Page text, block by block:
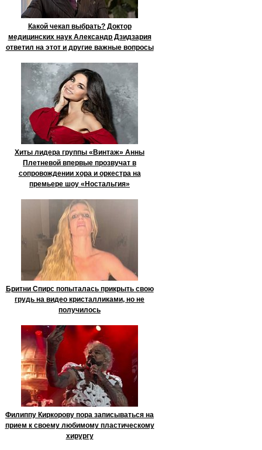
Какой чекап выбрать? Доктор
медицинских наук Александр Дзидзария
ответил на этот и другие важные вопросы
Хиты лидера группы «Винтаж» Анны
Плетневой впервые прозвучат в
сопровождении хора и оркестра на
премьере шоу «Ностальгия»
Бритни Спирс попыталась прикрыть свою
грудь на видео кристалликами, но не
получилось
Филиппу Киркорову пора записываться на
прием к своему любимому пластическому
хирургу